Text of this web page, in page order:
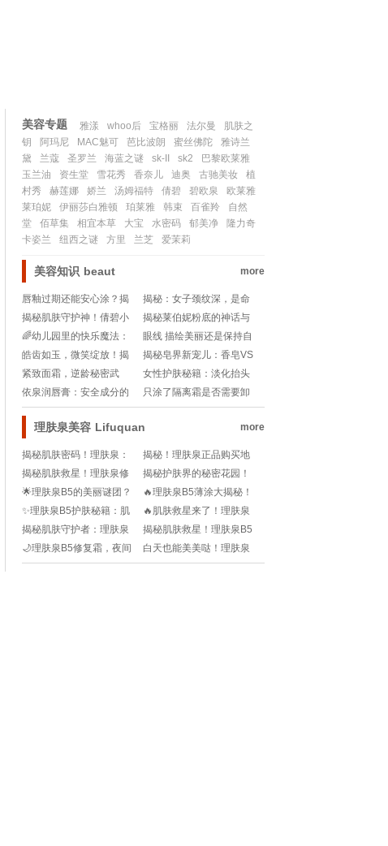
美容专题 雅漾 whoo后 宝格丽 法尔曼
肌肤之
钥
阿玛尼 MAC魅可 芭比波朗 蜜丝佛陀
雅诗兰
黛
兰蔻 圣罗兰 海蓝之谜 sk-II sk2
巴黎欧莱雅
玉兰油
资生堂 雪花秀 香奈儿 迪奥 古驰美妆
植
村秀
赫莲娜 娇兰 汤姆福特 倩碧 碧欧泉
欧莱雅
莱珀妮
伊丽莎白雅顿 珀莱雅 韩束 百雀羚
自然
堂
佰草集 相宜本草 大宝 水密码 郁美净
隆力奇
卡姿兰
纽西之谜 方里 兰芝 爱茉莉
美容知识 beaut more
唇釉过期还能安心涂？揭
秘唇釉保质期的秘密💄!
揭秘：女子颈纹深，是命
运的纹理还是岁月的印
记？
揭秘肌肤守护神！倩碧小
黄油，你的护肤秘密武器
💧💖
揭秘莱伯妮粉底的神话与
真相：美妆界的新宠儿💄
🔍
🌈幼儿园里的快乐魔法：
果冻胶艺术创作!
眼线 描绘美丽还是保持自
然？
皓齿如玉，微笑绽放！揭
秘2023牙齿美白技术大揭
秘🌟
揭秘皂界新宠儿：香皂VS
肥皂甘油，谁才是你肌肤
的真爱?
紧致面霜，逆龄秘密武
器！你的肌肤守护神！
女性护肤秘籍：淡化抬头
纹的艺术
依泉润唇膏：安全成分的
魅力探索
只涂了隔离霜是否需要卸
妆：浅析日常护肤小误区
理肤泉美容 Lifuquan more
揭秘肌肤密码！理肤泉：
谁的护肤救星？💧💖
揭秘！理肤泉正品购买地
图🔍：线上&线下通途无阻!
揭秘肌肤救星！理肤泉修
复面膜深度测评💖
揭秘护肤界的秘密花园！
理肤泉官方网址大公开🔍!
🌟理肤泉B5的美丽谜团？
用了反而痘痘大作战🔥
🔥理肤泉B5薄涂大揭秘！
卸妆后还要洗吗？💦
✨理肤泉B5护肤秘籍：肌
肤救星，一周几次才够？
💖
🔥肌肤救星来了！理肤泉
B5过敏红痒痒，真的能用
吗？💖
揭秘肌肤守护者：理肤泉
B5的秘密藏身之处🔍
揭秘肌肤救星！理肤泉B5
面膜，你的护肤秘密花园
🌸!
🌙理肤泉B5修复霜，夜间
守护神揭秘！💤
白天也能美美哒！理肤泉
B5大揭秘，你的护肤新宠